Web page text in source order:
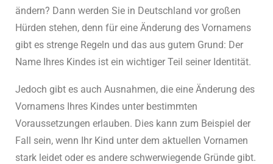
ändern? Dann werden Sie in Deutschland vor großen
Hürden stehen, denn für eine Änderung des Vornamens
gibt es strenge Regeln und das aus gutem Grund: Der
Name Ihres Kindes ist ein wichtiger Teil seiner Identität.
Jedoch gibt es auch Ausnahmen, die eine Änderung des
Vornamens Ihres Kindes unter bestimmten
Voraussetzungen erlauben. Dies kann zum Beispiel der
Fall sein, wenn Ihr Kind unter dem aktuellen Vornamen
stark leidet oder es andere schwerwiegende Gründe gibt.